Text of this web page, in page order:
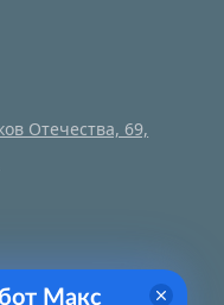
Отечества, 69,
и1посетителей
Макс